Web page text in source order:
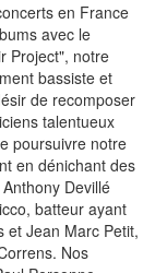
en France
avec le
Project", notre
bassiste et
de recomposer
talentueux
poursuivre notre
en dénichant des
Devillé
batteur ayant
et Jean Marc Petit,
Nos